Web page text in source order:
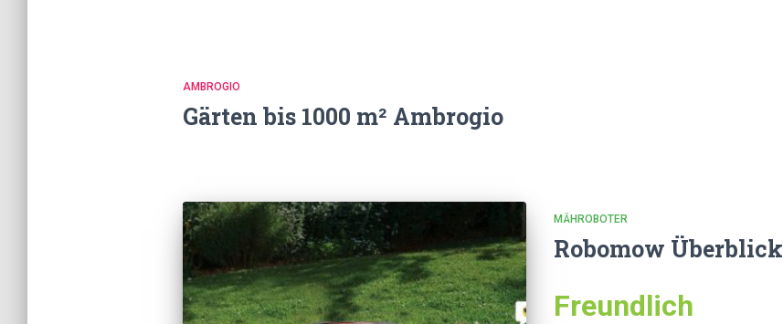
AMBROGIO
Gärten bis 1000 m² Ambrogio
MÄHROBOTER
Robomow Überblick
Freundlich